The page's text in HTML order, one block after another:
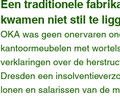
Een traditionele
kwamen niet stil te
OKA was geen onervaren
kantoormeubelen met
verklaringen over de
Dresden een
lonen en salarissen van de